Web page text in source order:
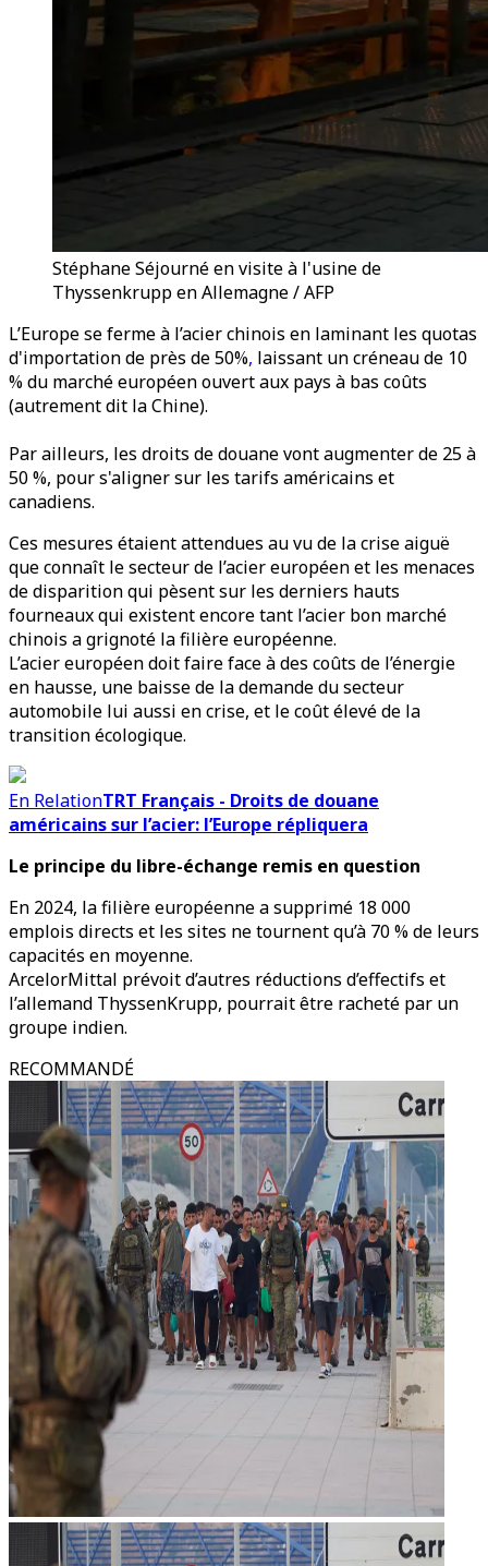
Stéphane Séjourné en visite à l'usine de
Thyssenkrupp en Allemagne / AFP
L’Europe se ferme à l’acier chinois en laminant les quotas
d'importation de près de 50%, laissant un créneau de 10
% du marché européen ouvert aux pays à bas coûts
(autrement dit la Chine).
Par ailleurs, les droits de douane vont augmenter de 25 à
50 %, pour s'aligner sur les tarifs américains et
canadiens.
Ces mesures étaient attendues au vu de la crise aiguë
que connaît le secteur de l’acier européen et les menaces
de disparition qui pèsent sur les derniers hauts
fourneaux qui existent encore tant l’acier bon marché
chinois a grignoté la filière européenne.
L’acier européen doit faire face à des coûts de l’énergie
en hausse, une baisse de la demande du secteur
automobile lui aussi en crise, et le coût élevé de la
transition écologique.
En RelationTRT Français - Droits de douane
américains sur l’acier: l’Europe répliquera
Le principe du libre-échange remis en question
En 2024, la filière européenne a supprimé 18 000
emplois directs et les sites ne tournent qu’à 70 % de leurs
capacités en moyenne.
ArcelorMittal prévoit d’autres réductions d’effectifs et
l’allemand ThyssenKrupp, pourrait être racheté par un
groupe indien.
RECOMMANDÉ